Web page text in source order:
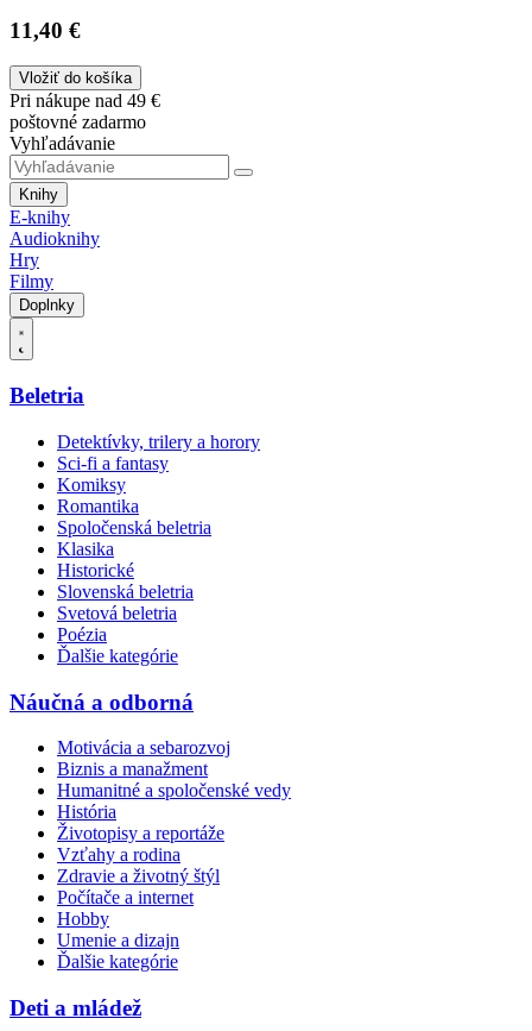
11,40 €
Vložiť do košíka
Pri nákupe nad 49 €
poštovné zadarmo
Vyhľadávanie
Knihy
E-knihy
Audioknihy
Hry
Filmy
Doplnky
Beletria
Detektívky, trilery a horory
Sci-fi a fantasy
Komiksy
Romantika
Spoločenská beletria
Klasika
Historické
Slovenská beletria
Svetová beletria
Poézia
Ďalšie kategórie
Náučná a odborná
Motivácia a sebarozvoj
Biznis a manažment
Humanitné a spoločenské vedy
História
Životopisy a reportáže
Vzťahy a rodina
Zdravie a životný štýl
Počítače a internet
Hobby
Umenie a dizajn
Ďalšie kategórie
Deti a mládež